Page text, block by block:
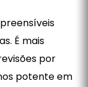
É mais
por
potente em